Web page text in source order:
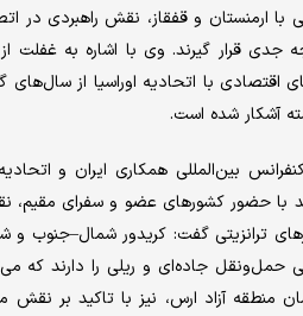
ارمنستان و قفقاز، نقش راهبردی در
جدی قرار گیرند. وی با اشاره به غفلت
اقتصادی با اتحادیه اوراسیا از
آشکار شده است.
بین‌المللی همکاری ایران و
با حضور کشورهای عضو و سفرای
ترانزیتی گفت: کریدور شمال–جنوب و
جاده‌ای و ریلی را دارند که
منطقه آزاد ارس، نیز با تاکید بر نقش